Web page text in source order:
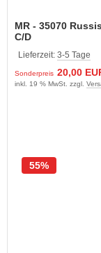
MR - 35070
C/D
Lieferzeit: 3-5 Tage
Sonderpreis 20,00
inkl. 19 % MwSt. zzgl.
55%